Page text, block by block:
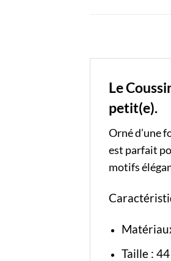
Le
petit(e).
Orné d’une
est parfait
motifs
Taille :